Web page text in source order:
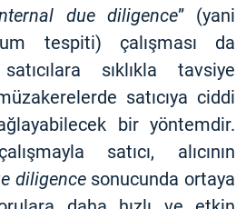
due diligence” (yani
tespiti) çalışması da
sıklıkla tavsiye
satıcıya ciddi
bir yöntemdir.
satıcı, alıcının
diligencesonucunda ortaya